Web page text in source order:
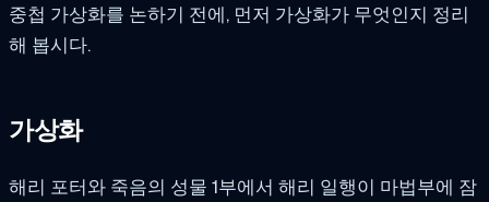
중첩 가상화를 논하기 전에, 먼저 가상화가 무엇인지 정리
해 봅시다.
가상화
해리 포터와 죽음의 성물 1부에서 해리 일행이 마법부에 잠